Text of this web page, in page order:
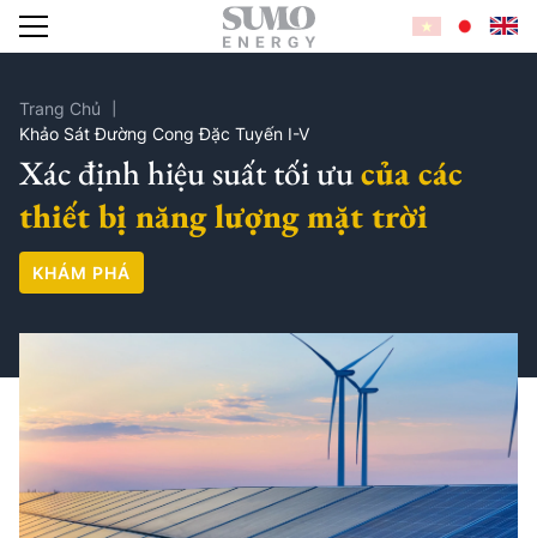
DỊCH VỤ
Trang Chủ
Khảo Sát Đường Cong Đặc Tuyến I-V
Xác định hiệu suất tối ưucủa các
thiết bị năng lượng mặt trời
KHÁM PHÁ